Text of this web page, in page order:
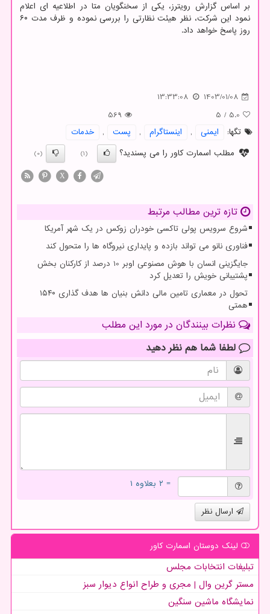
بر اساس گزارش رویترز، یکی از سخنگویان متا در اطلاعیه ای اعلام
نمود این شرکت، نظر هیئت نظارتی را بررسی نموده و ظرف مدت ۶۰
روز پاسخ خواهد داد.
1403/01/08
13:33:08
5.0
/
5
569
تگها:
ایمنی , اینستاگرام , پست ,
خدمات
مطلب اسمارت کاور را می پسندید؟
(1)
(0)
X
تازه ترین مطالب مرتبط
شروع سرویس پولی تاکسی خودران زوکس در یک شهر آمریکا
فناوری نانو می تواند بازده و پایداری نیروگاه ها را متحول کند
جایگزینی انسان با هوش مصنوعی اوبر 10 درصد از کارکنان بخش
پشتیبانی خویش را تعدیل کرد
تحول در معماری تامین مالی دانش بنیان ها هدف گذاری ۱۵۴۰
همتی
نظرات بینندگان در مورد این مطلب
لطفا شما هم نظر دهید
= ۲ بعلاوه ۱
ارسال نظر
لینک دوستان اسمارت كاور
تبلیغات انتخابات مجلس
مستر گرین وال | مجری و طراح انواع دیوار سبز
نمایشگاه ماشین سنگین